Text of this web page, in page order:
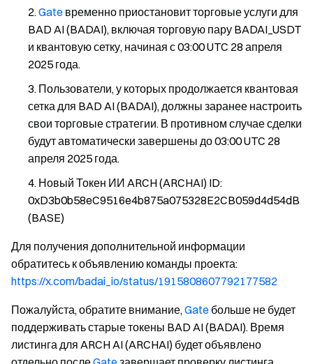
Gate временно приостановит торговые услуги для
BAD AI (BADAI), включая торговую пару BADAI_USDT
и квантовую сетку, начиная с 03:00 UTC 28 апреля
2025 года.
Пользователи, у которых продолжается квантовая
сетка для BAD AI (BADAI), должны заранее настроить
свои торговые стратегии. В противном случае сделки
будут автоматически завершены до 03:00 UTC 28
апреля 2025 года.
Новый Токен ИИ ARCH (ARCHAI) ID:
0xD3b0b58eC9516e4b875a075328E2CB059d4d54dB
(BASE)
Для получения дополнительной информации
обратитесь к объявлению команды проекта:
https://x.com/badai_io/status/1915808607792177582
Пожалуйста, обратите внимание,Gate больше не будет
поддерживать старые токены BAD AI (BADAI). Время
листинга для ARCH AI (ARCHAI) будет объявлено